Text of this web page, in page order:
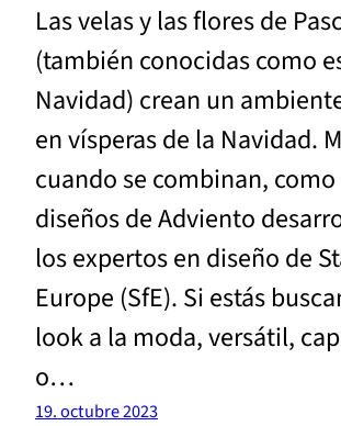
Las velas y las flores de
(también conocidas como
Navidad) crean un
en vísperas de la Navidad.
cuando se combinan,
diseños de Adviento
los expertos en diseño de
Europe (SfE). Si estás
look a la moda, versátil,
o…
19. octubre 2023